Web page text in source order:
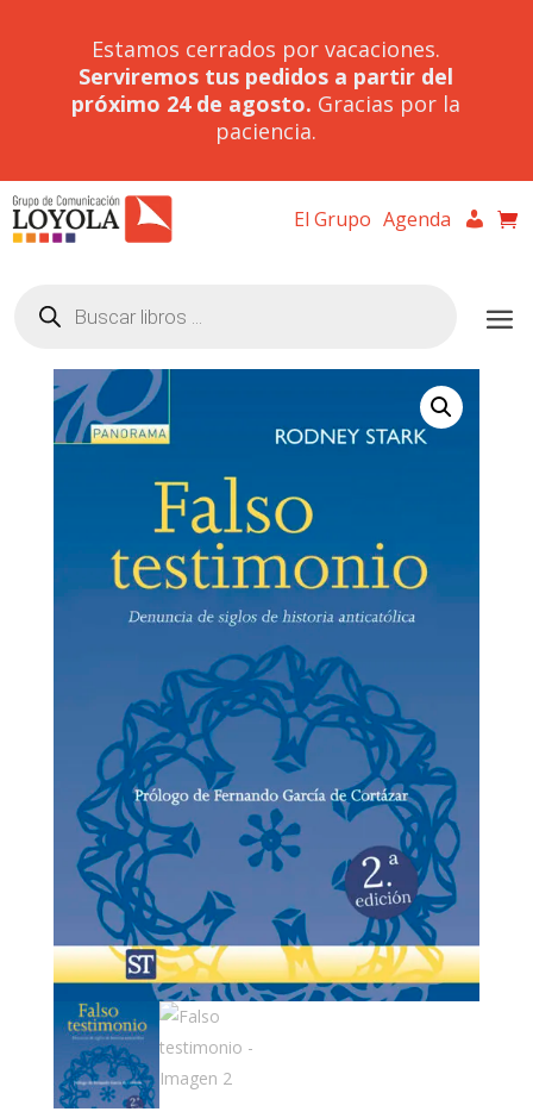
Estamos cerrados por vacaciones.
Serviremos tus pedidos a partir del
próximo 24 de agosto. Gracias por la
paciencia.
El Grupo Agenda
productos